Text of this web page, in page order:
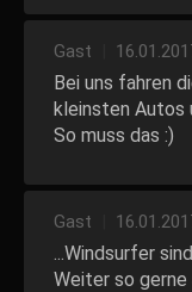
Gast
Bei uns fahren
kleinsten Autos
So muss das :)
Gast
...Windsurfer
Weiter so gerne